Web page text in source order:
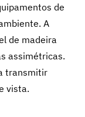
de
A
de madeira
assimétricas.
transmitir
vista.